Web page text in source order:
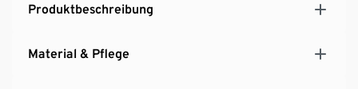
Produktbeschreibung
Material & Pflege